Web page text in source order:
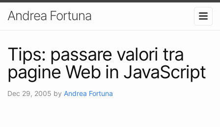
Andrea Fortuna
Tips: passare valori tra
pagine Web in JavaScript
Dec 29, 2005 by Andrea Fortuna